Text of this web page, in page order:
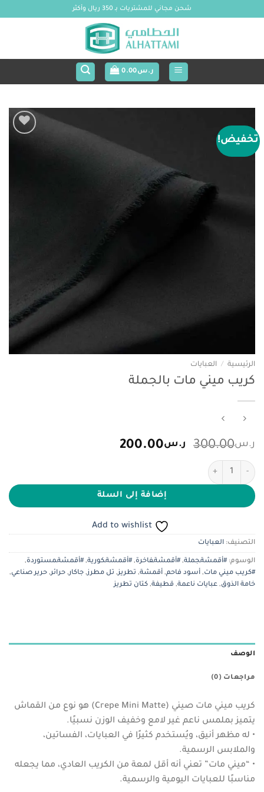
شحن مجاني للمشتريات بـ 350 ريال وأكثر
ر.س0.00
تخفيض!
الرئيسية / العبايات
كريب ميني مات بالجملة
ر.س300.00 السعر
ر.س300.00.
ر.س200.00
ر.س200.00.
كمية كريب ميني مات بالجملة
إضافة إلى السلة
Add to wishlist
التصنيف: العبايات
الوسوم:#أقمشةـجملة,#أقمشةـفاخرة,#أقمشةـكورية,#أقمشةـمستوردة,
#كريب ميني مات, أسود فاحم, أقمشة, تطريز, تل مطرز, جاكار, حرائر, حرير صناعي,
خامة الذوق, عبايات ناعمة, قطيفة, كتان تطريز
الوصف
مراجعات (0)
كريب ميني مات صيني (Crepe Mini Matte) هو نوع من القماش
يتميز بملمس ناعم غير لامع وخفيف الوزن نسبيًا.
• له مظهر أنيق، ويُستخدم كثيرًا في العبايات، الفساتين،
والملابس الرسمية.
• “ميني مات” تعني أنه أقل لمعة من الكريب العادي، مما يجعله
مناسبًا للعبايات اليومية والرسمية.